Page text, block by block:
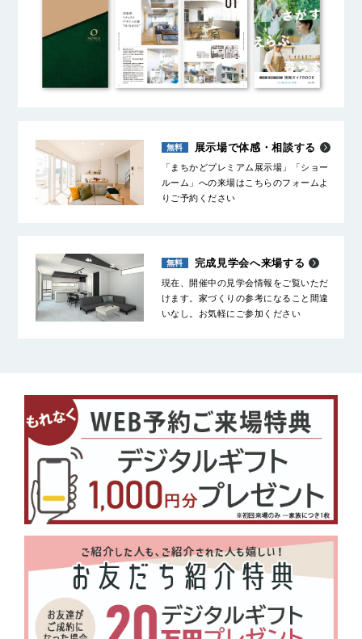
展示場で体感・相談する
「まちかどプレミアム展示場」「ショー
ルーム」への来場はこちらのフォームよ
りご予約ください
完成見学会へ来場する
現在、開催中の見学会情報をご覧いただ
けます。家づくりの参考になること間違
いなし。お気軽にご参加ください